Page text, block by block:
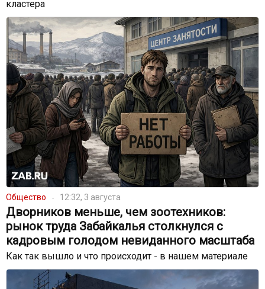
кластера
Общество 12:32, 3 августа
Дворников меньше, чем зоотехников:
рынок труда Забайкалья столкнулся с
кадровым голодом невиданного масштаба
Как так вышло и что происходит - в нашем материале